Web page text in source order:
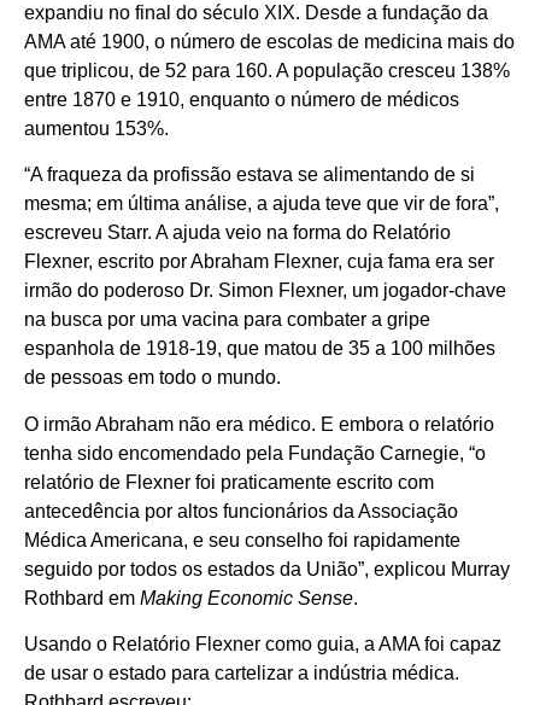
expandiu no final do século XIX. Desde a fundação da
AMA até 1900, o número de escolas de medicina mais do
que triplicou, de 52 para 160. A população cresceu 138%
entre 1870 e 1910, enquanto o número de médicos
aumentou 153%.
“A fraqueza da profissão estava se alimentando de si
mesma; em última análise, a ajuda teve que vir de fora”,
escreveu Starr. A ajuda veio na forma do Relatório
Flexner, escrito por Abraham Flexner, cuja fama era ser
irmão do poderoso Dr. Simon Flexner, um jogador-chave
na busca por uma vacina para combater a gripe
espanhola de 1918-19, que matou de 35 a 100 milhões
de pessoas em todo o mundo.
O irmão Abraham não era médico. E embora o relatório
tenha sido encomendado pela Fundação Carnegie, “o
relatório de Flexner foi praticamente escrito com
antecedência por altos funcionários da Associação
Médica Americana, e seu conselho foi rapidamente
seguido por todos os estados da União”, explicou Murray
Rothbard em Making Economic Sense.
Usando o Relatório Flexner como guia, a AMA foi capaz
de usar o estado para cartelizar a indústria médica.